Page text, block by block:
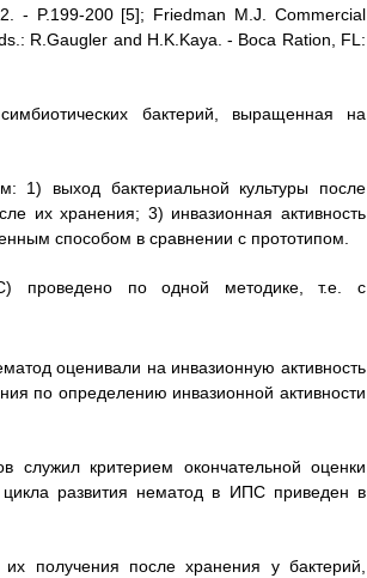
- P.199-200 [5]; Friedman M.J. Commercial
R.Gaugler and H.K.Kaya. - Boca Ration, FL:
бактерий, выращенная на
1) выход бактериальной культуры после
их хранения; 3) инвазионная активность
способом в сравнении с прототипом.
проведено по одной методике, т.е. с
оценивали на инвазионную активность
по определению инвазионной активности
служил критерием окончательной оценки
цикла развития нематод в ИПС приведен в
получения после хранения у бактерий,